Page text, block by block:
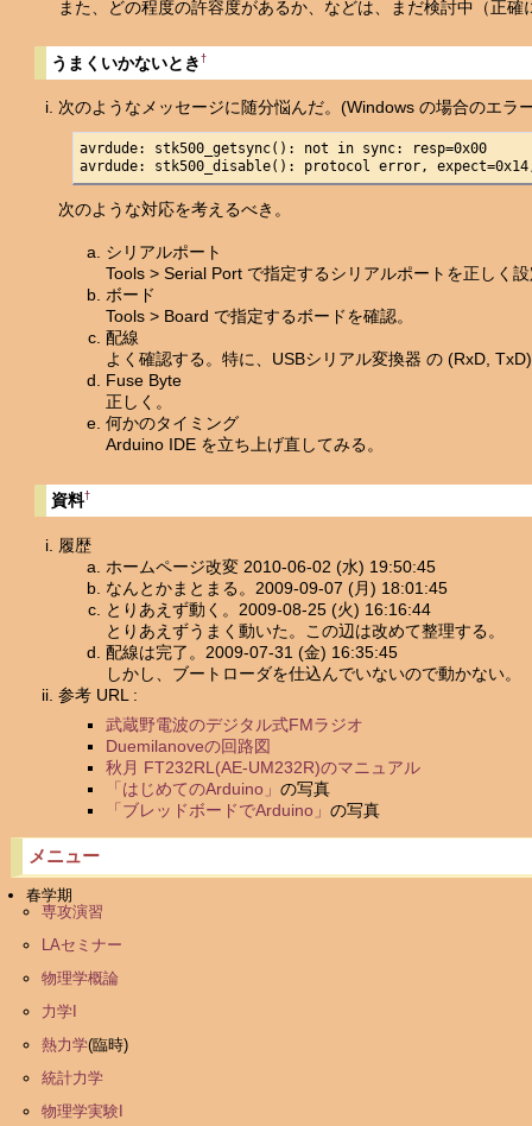
メニュー
春学期
専攻演習
LAセミナー
物理学概論
力学I
熱力学(臨時)
統計力学
物理学実験I
また、どの程度の許容度があるか、などは、まだ検討中（正確
うまくいかないとき†
次のようなメッセージに随分悩んだ。(Windows の場合のエラ
avrdude: stk500_getsync(): not in sync: resp=0x00
avrdude: stk500_disable(): protocol error,
次のような対応を考えるべき。
シリアルポート
Tools > Serial Port で指定するシリアルポートを正しく
ボード
Tools > Board で指定するボードを確認。
配線
よく確認する。特に、USBシリアル変換器 の (RxD,
Fuse Byte
正しく。
何かのタイミング
Arduino IDE を立ち上げ直してみる。
資料†
履歴
ホームページ改変 2010-06-02 (水) 19:50:45
なんとかまとまる。2009-09-07 (月) 18:01:45
とりあえず動く。2009-08-25 (火) 16:16:44
とりあえずうまく動いた。この辺は改めて整理する。
配線は完了。2009-07-31 (金) 16:35:45
しかし、ブートローダを仕込んでいないので動かない。
参考 URL :
武蔵野電波のデジタル式FMラジオ
Duemilanoveの回路図
秋月 FT232RL(AE-UM232R)のマニュアル
「はじめてのArduino」 の写真
「ブレッドボードでArduino」 の写真